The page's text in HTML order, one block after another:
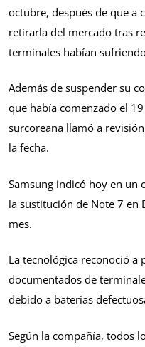
octubre, después de que a
retirarla del mercado tras
terminales habían
Además de suspender su
que había comenzado el
surcoreana llamó a
la fecha.
Samsung indicó hoy en un
la sustitución de Note 7 en
mes.
La tecnológica reconoció a
documentados de
debido a baterías
Según la compañía, todos